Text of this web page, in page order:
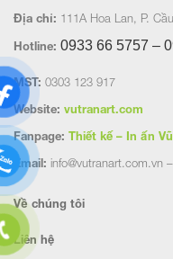
Địa chỉ: 111A Hoa Lan, P.
Hotline: 0933 66 5757 –
MST: 0303 123 917
Website: vutranart.com
Fanpage: Thiết kế – In ấn
Email: info@vutranart.com.vn
Về chúng tôi
Liên hệ